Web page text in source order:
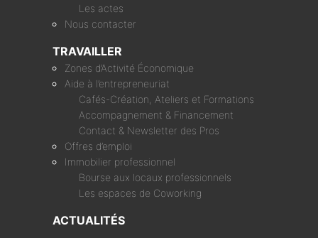
Les actes
Nous contacter
TRAVAILLER
Zones d’Activité Économique
Aide à l’entrepreneuriat
Cafés-Création, Ateliers et Formations
Accompagnement & Financement
Contact & Newsletter des Pros
Offres d’emploi
Immobilier professionnel
Bourse aux locaux professionnels
Les espaces de Coworking
ACTUALITÉS